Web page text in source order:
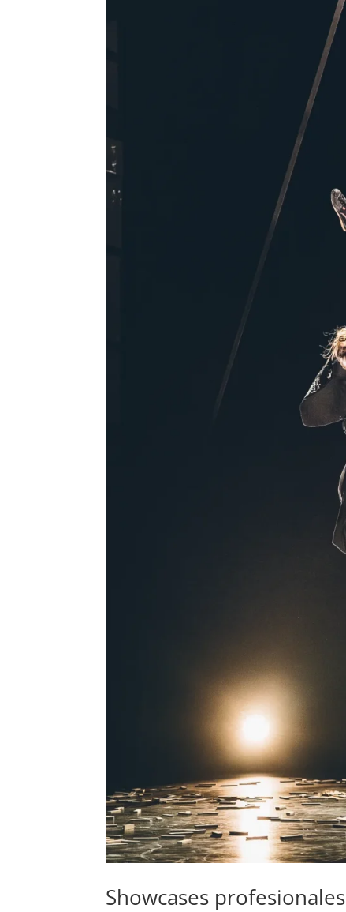
Showcases profesionales